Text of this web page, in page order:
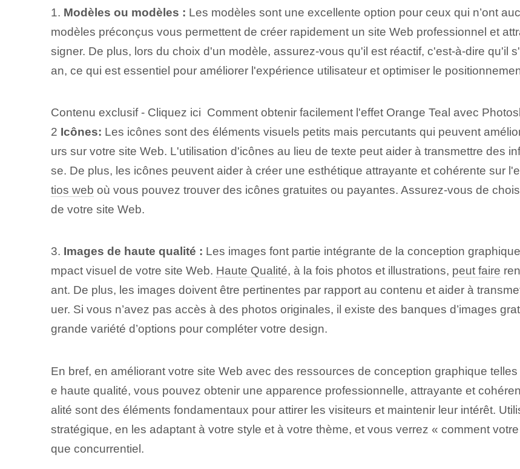
1. Modèles ou modèles : Les modèles sont une excellente option pour ceux qui n’ont
modèles préconçus vous permettent de créer rapidement un site Web professionnel et
signer. De plus, lors du choix d'un modèle, assurez-vous qu'il est réactif, c'est-à-dire qu'il
an, ce qui est essentiel pour améliorer l'expérience utilisateur et optimiser le
Contenu exclusif - Cliquez ici Comment obtenir facilement l'effet Orange Teal avec
2 Icônes: Les icônes sont des éléments visuels petits mais percutants qui peuvent
urs sur votre site Web. L'utilisation d'icônes au lieu de texte peut aider à transmettre des
se. De plus, les icônes peuvent aider à créer une esthétique attrayante et cohérente sur
tios web où vous pouvez trouver des icônes gratuites ou payantes. Assurez-vous de
de votre site Web.
3. Images de haute qualité : Les images font partie intégrante de la conception
mpact visuel de votre site Web. Haute Qualité, à la fois photos et illustrations, peut faire
ant. De plus, les images doivent être pertinentes par rapport au contenu et aider à
uer. Si vous n’avez pas accès à des photos originales, il existe des banques d’images
grande variété d’options pour compléter votre design.
En bref, en améliorant votre ‌site Web avec des ‍ressources de conception graphique⁢
e haute qualité, vous pouvez obtenir une apparence professionnelle, attrayante et
alité sont des éléments fondamentaux pour attirer les visiteurs et maintenir leur intérêt.
stratégique, en les adaptant à votre style et à votre thème,⁣ et vous verrez « comment
que concurrentiel.